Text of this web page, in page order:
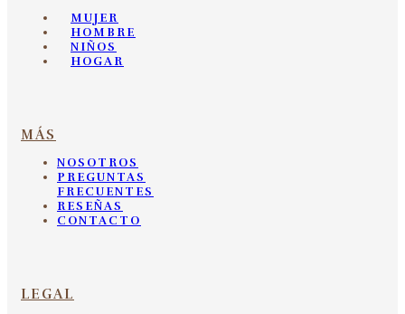
MUJER
HOMBRE
NIÑOS
HOGAR
MÁS
NOSOTROS
PREGUNTAS
FRECUENTES
RESEÑAS
CONTACTO
LEGAL